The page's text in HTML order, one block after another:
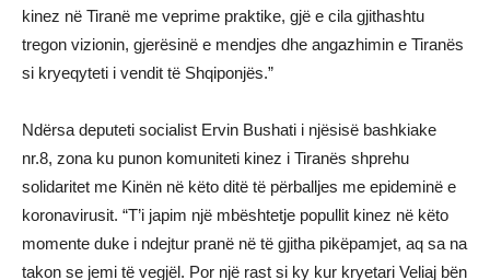
kinez në Tiranë me veprime praktike, gjë e cila gjithashtu
tregon vizionin, gjerësinë e mendjes dhe angazhimin e Tiranës
si kryeqyteti i vendit të Shqiponjës.”
Ndërsa deputeti socialist Ervin Bushati i njësisë bashkiake
nr.8, zona ku punon komuniteti kinez i Tiranës shprehu
solidaritet me Kinën në këto ditë të përballjes me epideminë e
koronavirusit. “T’i japim një mbështetje popullit kinez në këto
momente duke i ndejtur pranë në të gjitha pikëpamjet, aq sa na
takon se jemi të vegjël. Por një rast si ky kur kryetari Veliaj bën